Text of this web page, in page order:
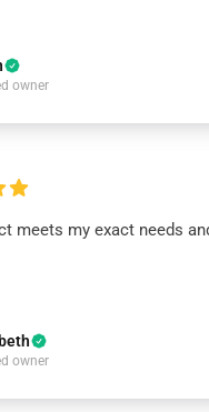
owner
meets my exact needs
owner